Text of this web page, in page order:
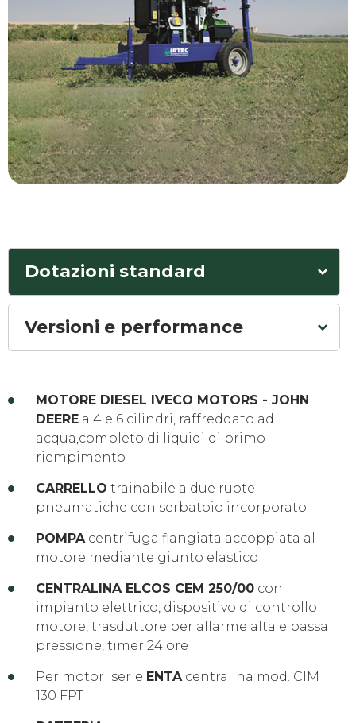
Dotazioni standard
Versioni e performance
MOTORE DIESEL IVECO MOTORS - JOHN
DEERE a 4 e 6 cilindri, raffreddato ad
acqua,completo di liquidi di primo
riempimento
CARRELLO trainabile a due ruote
pneumatiche con serbatoio incorporato
POMPA centrifuga flangiata accoppiata al
motore mediante giunto elastico
CENTRALINA ELCOS CEM 250/00 con
impianto elettrico, dispositivo di controllo
motore, trasduttore per allarme alta e bassa
pressione, timer 24 ore
Per motori serie ENTA centralina mod. CIM
130 FPT